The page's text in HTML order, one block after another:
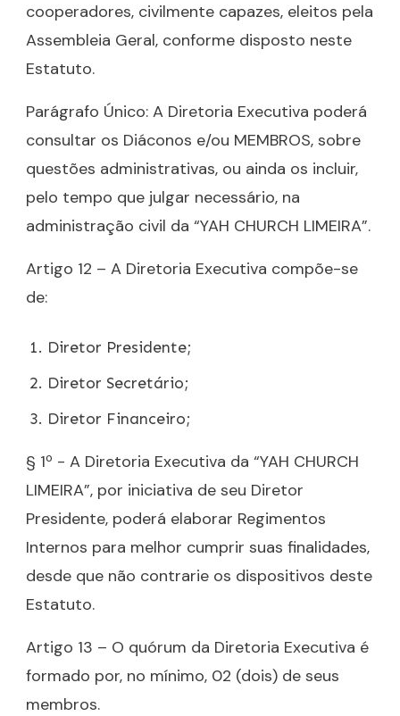
cooperadores, civilmente capazes, eleitos pela
Assembleia Geral, conforme disposto neste
Estatuto.
Parágrafo Único: A Diretoria Executiva poderá
consultar os Diáconos e/ou MEMBROS, sobre
questões administrativas, ou ainda os incluir,
pelo tempo que julgar necessário, na
administração civil da “YAH CHURCH LIMEIRA”.
Artigo 12 – A Diretoria Executiva compõe-se
de:
Diretor Presidente;
Diretor Secretário;
Diretor Financeiro;
§ 1º - A Diretoria Executiva da “YAH CHURCH
LIMEIRA”, por iniciativa de seu Diretor
Presidente, poderá elaborar Regimentos
Internos para melhor cumprir suas finalidades,
desde que não contrarie os dispositivos deste
Estatuto.
Artigo 13 – O quórum da Diretoria Executiva é
formado por, no mínimo, 02 (dois) de seus
membros.